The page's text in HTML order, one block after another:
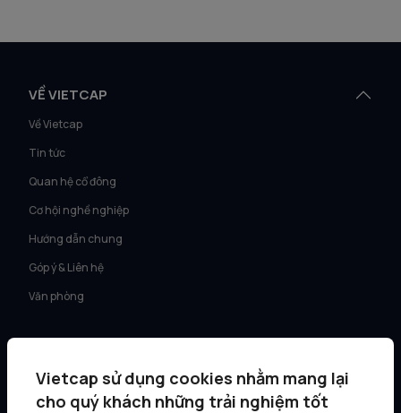
VỀ VIETCAP
Về Vietcap
Tin tức
Quan hệ cổ đông
Cơ hội nghề nghiệp
Hướng dẫn chung
Góp ý & Liên hệ
Văn phòng
DỊCH VỤ
Tư vấn KH Cá nhân
Môi giới KH tổ chức
Vietcap sử dụng cookies nhằm mang lại
cho quý khách những trải nghiệm tốt